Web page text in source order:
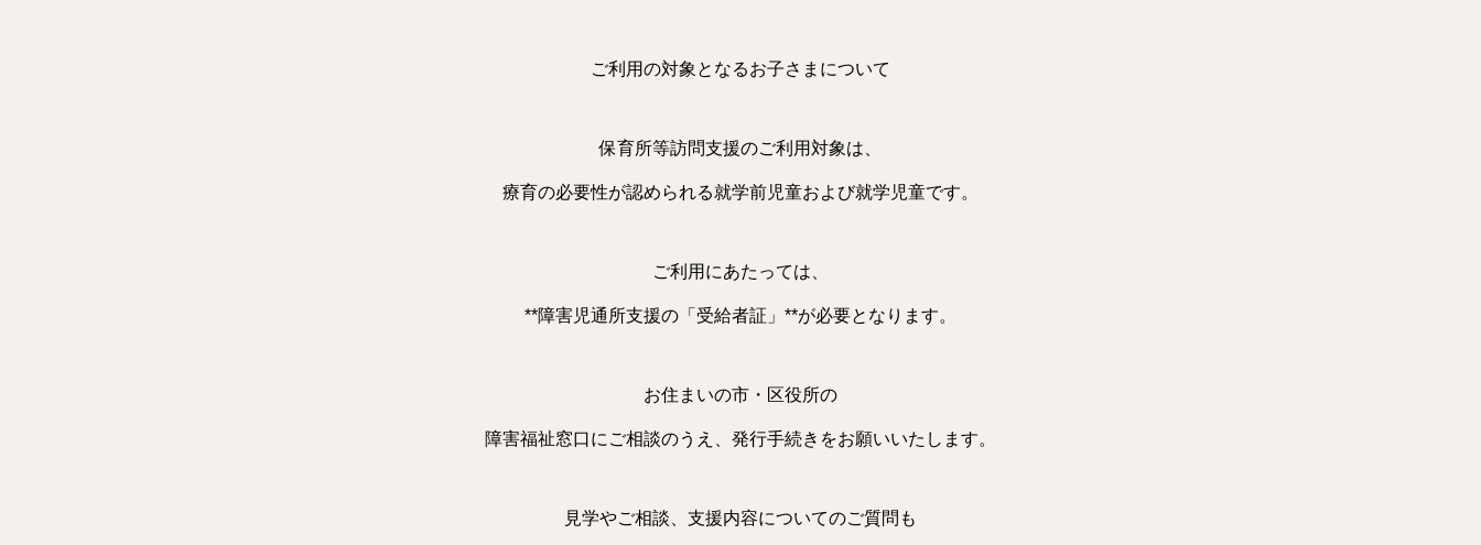
ご利用の対象となるお子さまについて
保育所等訪問支援のご利用対象は、
療育の必要性が認められる就学前児童および就学児童です。
ご利用にあたっては、
**障害児通所支援の「受給者証」**が必要となります。
お住まいの市・区役所の
障害福祉窓口にご相談のうえ、発行手続きをお願いいたします。
見学やご相談、支援内容についてのご質問も